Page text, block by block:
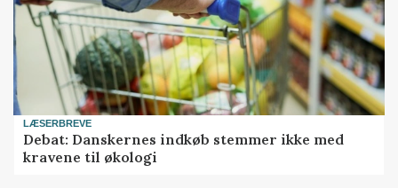
LÆSERBREVE
Debat: Danskernes indkøb stemmer ikke med
kravene til økologi